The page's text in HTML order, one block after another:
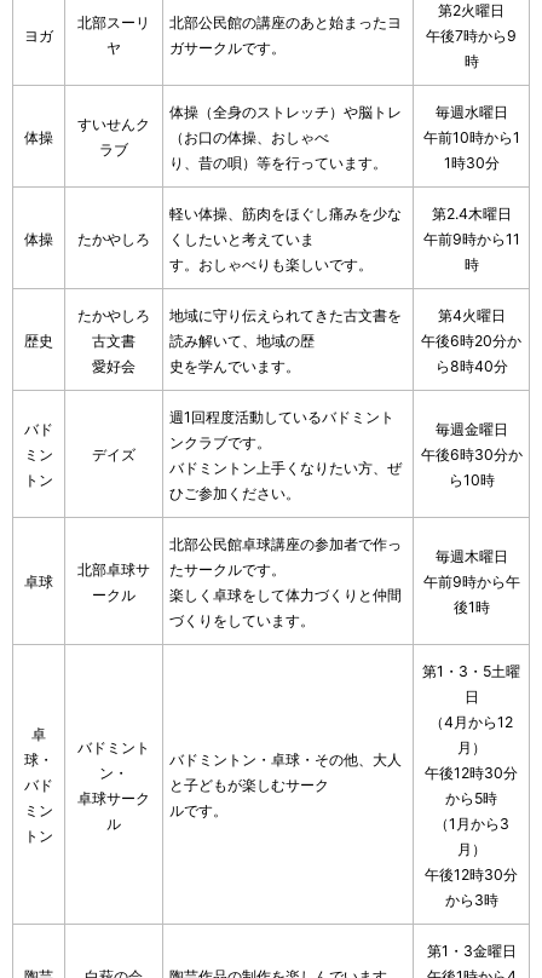
ヨガ
北部スーリ
ヤ
北部公民館の講座のあと始まったヨ
ガサークルです。
第2火曜日
午後7時から9
時
体操
すいせんク
ラブ
体操（全身のストレッチ）や脳トレ
（お口の体操、おしゃべ
り、昔の唄）等を行っています。
毎週水曜日
午前10時から1
1時30分
体操 たかやしろ
軽い体操、筋肉をほぐし痛みを少な
くしたいと考えていま
す。おしゃべりも楽しいです。
第2.4木曜日
午前9時から11
時
歴史
たかやしろ
古文書
愛好会
地域に守り伝えられてきた古文書を
読み解いて、地域の歴
史を学んでいます。
第4火曜日
午後6時20分か
ら8時40分
バド
ミン
トン
デイズ
週1回程度活動しているバドミント
ンクラブです。
バドミントン上手くなりたい方、ぜ
ひご参加ください。
毎週金曜日
午後6時30分か
ら10時
卓球
北部卓球サ
ークル
北部公民館卓球講座の参加者で作っ
たサークルです。
楽しく卓球をして体力づくりと仲間
づくりをしています。
毎週木曜日
午前9時から午
後1時
卓
球・
バド
ミン
トン
バドミント
ン・
卓球サーク
ル
バドミントン・卓球・その他、大人
と子どもが楽しむサーク
ルです。
第1・3・5土曜
日
（4月から12
月）
午後12時30分
から5時
（1月から3
月）
午後12時30分
から3時
第1・3金曜日